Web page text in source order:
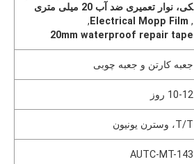
کی، نوار تعمیری ضد آب 20 میلی متری
,
Electrical Mopp Film
,
20mm waterproof repair tape
جعبه کارتن و جعبه چوبی
10-12 روز
T/T، وسترن یونیون
AUTC-MT-143